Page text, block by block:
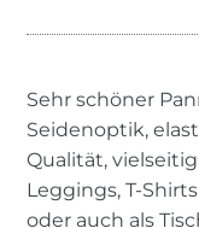
Sehr schöner
Seidenoptik,
Qualität,
Leggings, T-
oder auch als